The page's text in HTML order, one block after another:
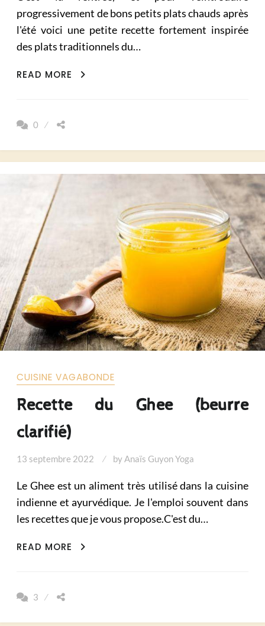
progressivement de bons petits plats chauds après
l'été voici une petite recette fortement inspirée
des plats traditionnels du…
READ MORE
COMPOTÉE
0
CUISINE VAGABONDE
Recette du Ghee (beurre
clarifié)
13 septembre 2022 byAnaïs Guyon Yoga
Le Ghee est un aliment très utilisé dans la cuisine
indienne et ayurvédique. Je l'emploi souvent dans
les recettes que je vous propose.C'est du…
READ MORE
RECETTE
3